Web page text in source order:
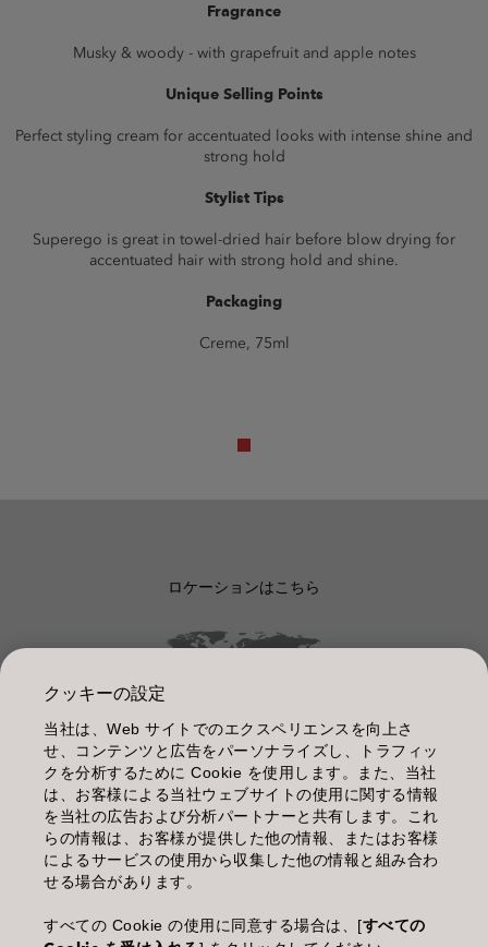
Fragrance
Musky & woody - with grapefruit and apple notes
Unique Selling Points
Perfect styling cream for accentuated looks with intense shine and
strong hold
Stylist Tips
Superego is great in towel-dried hair before blow drying for
accentuated hair with strong hold and shine.
Packaging
Creme, 75ml
ロケーションはこちら
管理情報
利用規約
個人情報保護指針
化粧品等の使用上の注意
クッキーの設定
当社は、Web サイトでのエクスペリエンスを向上さ
せ、コンテンツと広告をパーソナライズし、トラフィッ
クを分析するために Cookie を使用します。また、当社
は、お客様による当社ウェブサイトの使用に関する情報
を当社の広告および分析パートナーと共有します。これ
らの情報は、お客様が提供した他の情報、またはお客様
によるサービスの使用から収集した他の情報と組み合わ
せる場合があります。
すべての Cookie の使用に同意する場合は、[すべての